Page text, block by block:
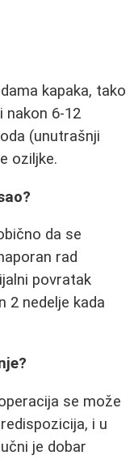
kapaka, tako
nakon 6-12
(unutrašnji
oziljke.
da se
rad
povratak
2 nedelje kada
se može
i u
je dobar